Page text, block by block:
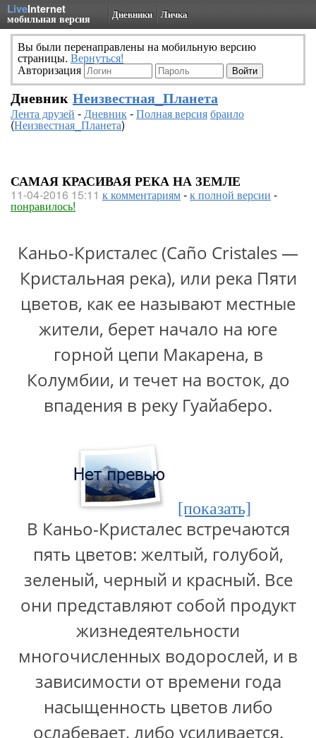
LiveInternet
мобильная версия Дневники Личка
Вы были перенаправлены на мобильную версию
страницы. Вернуться!
Авторизация
Дневник Неизвестная_Планета
Лента друзей -Дневник-Полная версиябраило
(Неизвестная_Планета)
САМАЯ КРАСИВАЯ РЕКА НА ЗЕМЛЕ
11-04-2016 15:11 к комментариям-к полной версии -
понравилось!
Каньо-Кристалес (Caño Cristales —
Кристальная река), или река Пяти
цветов, как ее называют местные
жители, берет начало на юге
горной цепи Макарена, в
Колумбии, и течет на восток, до
впадения в реку Гуайаберо.
[показать]
В Каньо-Кристалес встречаются
пять цветов: желтый, голубой,
зеленый, черный и красный. Все
они представляют собой продукт
жизнедеятельности
многочисленных водорослей, и в
зависимости от времени года
насыщенность цветов либо
ослабевает, либо усиливается.